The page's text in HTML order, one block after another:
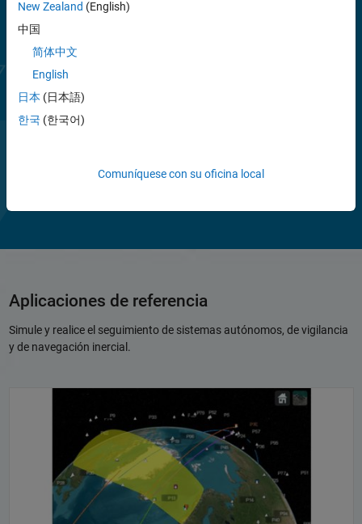
sensores. La toolbox también ofrece rastreadores multiobjeto y
filtros de estimación para evaluar y validar varias arquitecturas de
fusión utilizando métricas de rendimiento de seguimiento como
Para prototipado rápido, aceleración de simulaciones y despliegue, la
toolbox admite la generación de código C/C++.
Vea
el
vídeo
Aplicaciones de referencia
Simule y realice el seguimiento de sistemas autónomos, de vigilancia
y de navegación inercial.
New Zealand (English)
中国
简体中文
English
日本 (日本語)
한국 (한국어)
Comuníquese con su oficina local